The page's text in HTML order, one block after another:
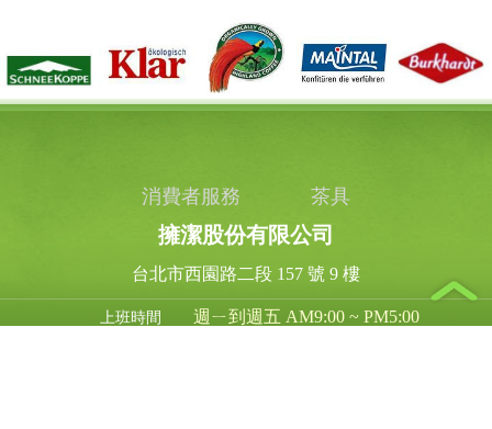
消費者服務 茶具
擁潔股份有限公司
台北市西園路二段 157 號 9 樓
上班時間 週ㄧ到週五 AM9:00 ~ PM5:00